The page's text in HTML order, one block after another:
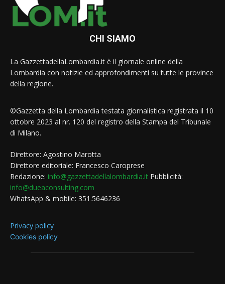
CHI SIAMO
La GazzettadellaLombardia.it è il giornale online della
Lombardia con notizie ed approfondimenti su tutte le province
della regione.
©Gazzetta della Lombardia testata giornalistica registrata il 10
ottobre 2023 al nr. 120 del registro della Stampa del Tribunale
di Milano.
Direttore: Agostino Marotta
Direttore editoriale: Francesco Caroprese
Redazione: info@gazzettadellalombardia.it Pubblicità:
info@dueaconsulting.com
WhatsApp & mobile: 351.5646236
Privacy policy
Cookies policy